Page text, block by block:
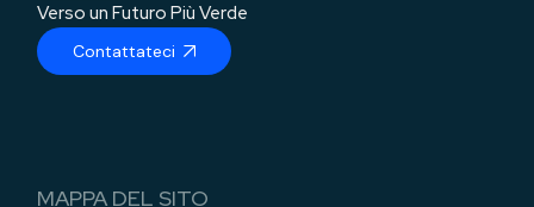
Verso un Futuro Più Verde
Contattateci
MAPPA DEL SITO